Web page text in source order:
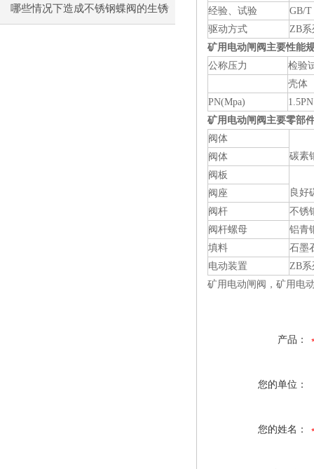
哪些情况下造成不锈钢蝶阀的生锈
经验、试验
GB/T
驱动方式
ZB系
矿用电动闸阀主要性能
公称压力
检验
壳体
PN(Mpa)
1.5PN
矿用电动闸阀主要零部
阀体
碳素
阀体
阀板
良好
阀座
阀杆
不锈
阀杆螺母
铝青
填料
石墨
电动装置
ZB系
矿用电动闸阀，矿用电
产品：
您的单位：
您的姓名：